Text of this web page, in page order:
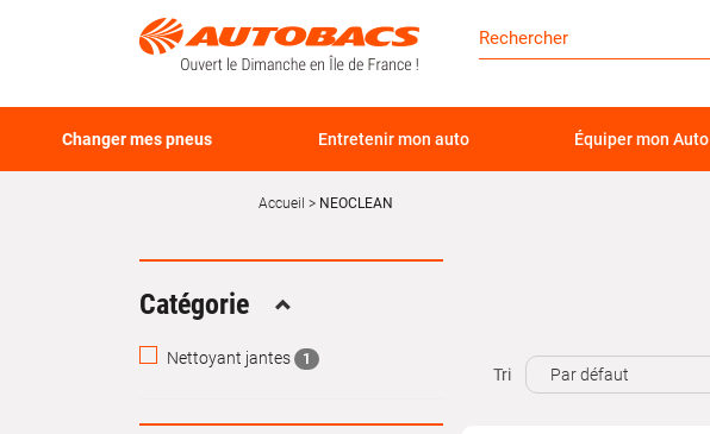
Changer mes pneus Entretenir mon auto Équiper mon Auto
Accueil NEOCLEAN
Catégorie Replier
Nettoyant jantes 1
Tri Par défaut